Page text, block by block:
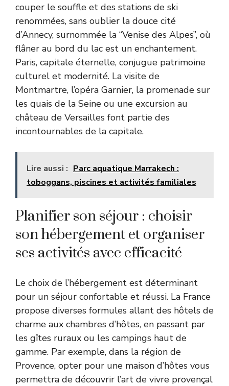
couper le souffle et des stations de ski
renommées, sans oublier la douce cité
d’Annecy, surnommée la “Venise des Alpes”, où
flâner au bord du lac est un enchantement.
Paris, capitale éternelle, conjugue patrimoine
culturel et modernité. La visite de
Montmartre, l’opéra Garnier, la promenade sur
les quais de la Seine ou une excursion au
château de Versailles font partie des
incontournables de la capitale.
Lire aussi : Parc aquatique Marrakech :
toboggans, piscines et activités familiales
Planifier son séjour : choisir
son hébergement et organiser
ses activités avec efficacité
Le choix de l’hébergement est déterminant
pour un séjour confortable et réussi. La France
propose diverses formules allant des hôtels de
charme aux chambres d’hôtes, en passant par
les gîtes ruraux ou les campings haut de
gamme. Par exemple, dans la région de
Provence, opter pour une maison d’hôtes vous
permettra de découvrir l’art de vivre provençal